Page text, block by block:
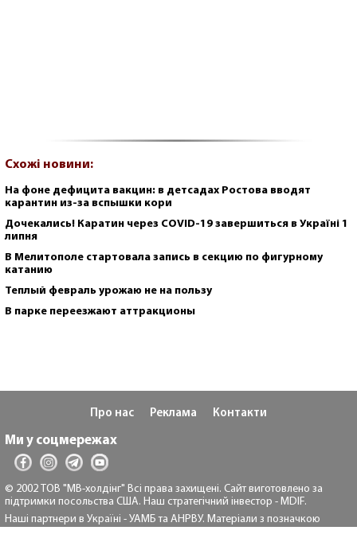
Схожі новини:
На фоне дефицита вакцин: в детсадах Ростова вводят
карантин из-за вспышки кори
Дочекались! Каратин через COVID-19 завершиться в Україні 1
липня
В Мелитополе стартовала запись в секцию по фигурному
катанию
Теплый февраль урожаю не на пользу
В парке переезжают аттракционы
Про нас Реклама Контакти
Ми у соцмережах
© 2002 ТОВ "МВ-холдінг" Всі права захищені. Сайт виготовлено за
підтримки посольства США. Наш стратегічний інвестор - MDIF.
Наші партнери в Україні - УАМБ та АНРВУ. Матеріали з позначкою